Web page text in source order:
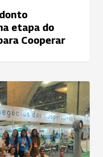
etapa do
Cooperar